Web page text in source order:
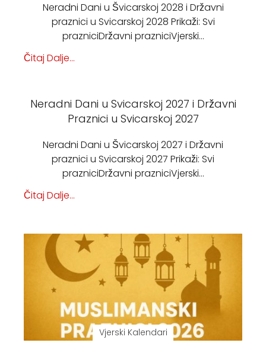
Neradni Dani u Švicarskoj 2028 i Državni
praznici u Svicarskoj 2028 Prikaži: Svi
prazniciDržavni prazniciVjerski…
Čitaj Dalje...
Neradni Dani u Svicarskoj 2027 i Državni
Praznici u Svicarskoj 2027
Neradni Dani u Švicarskoj 2027 i Državni
praznici u Svicarskoj 2027 Prikaži: Svi
prazniciDržavni prazniciVjerski…
Čitaj Dalje...
Vjerski Kalendari